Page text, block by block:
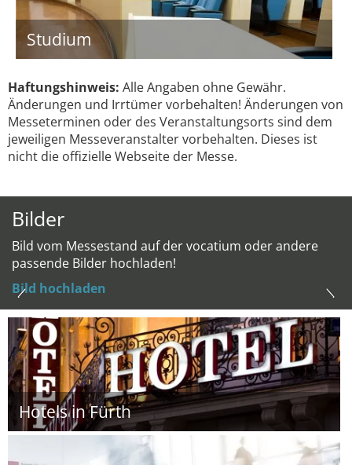
Studium
Haftungshinweis: Alle Angaben ohne Gewähr.
Änderungen und Irrtümer vorbehalten! Änderungen von
Messeterminen oder des Veranstaltungsorts sind dem
jeweiligen Messeveranstalter vorbehalten. Dieses ist
nicht die offizielle Webseite der Messe.
Bilder
Bild vom Messestand auf der vocatium oder andere
passende Bilder hochladen!
Bild hochladen
Hotels in Fürth